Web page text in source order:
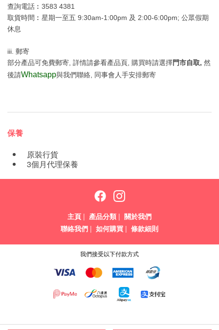
查詢電話︰3583 4381
取貨時間︰星期一至五 9:30am-1:00pm 及 2:00-6:00pm; 公眾假期
休息
iii. 郵寄
部分產品可免費郵寄, 詳情請參看產品頁, 購買時請選擇門市自取, 然
後請Whatsapp與我們聯絡, 同事會人手安排郵寄
保養
原裝行貨
3個月代理保養
主頁 | 產品分類 | 關於我們
聯絡我們 | 如何購買 | 條款細則
我們接受以下付款方式